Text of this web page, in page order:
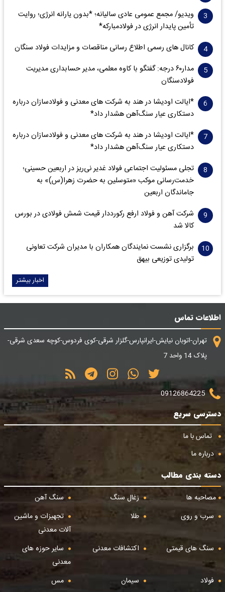
ویدیو/ مجمع عمومی عادی سالیانه؛ *بدون یارانه انرژی؛ روایت
تأمین پایدار انرژی در فولادمبارکه*
کانال های رسمی اطلاع رسانی مناقصات و مزایدات فولاد سنگان
مدار‌۶٠ درجه: گفتگو با کاوه معلمی، مدیر حسابداری مدیریت
فولادسنگان
*ایالت اودیشا در هند به شرکت های معدنی و فولادسازان درباره
دستکاری عیار سنگ‌آهن هشدار داد*
*ایالت اودیشا در هند به شرکت های معدنی و فولادسازان درباره
دستکاری عیار سنگ‌آهن هشدار داد*
تجلی مسئولیت اجتماعی فولاد غدیر نی‌ریز در اربعین حسینی؛
خدمت‌رسانی موکب «متوسلین به حضرت زهرا(س)» به
جاماندگان اربعین
شرکت آهن و فولاد ارفع رکورددار قیمت شمش فولادی در بورس
کالا شد
برگزاری نشست نمایندگان همکاران با مدیران شرکت تعاونی
تولیدی توزیعی بیهق
اخبار بیشتر
اطلاعات تماس
تهران-اتوبان نیایش-ایرانپارس-گلزار شرقی-کوی فردوس-کوچه سعدی شرقی-
پلاک 14 واحد 7
09126864225
دسترسی سریع
تماس با ما
درباره ما
دسته بندی مطالب
مصاحبه ها
زغال سنگ
سنگ آهن
سرب و روی
طلا
تجهیزات و ماشین
آلات معدنی
سنگ های قیمتی
اکتشافات معدنی
سایر حوزه های
معدنی
فولاد
سیمان مس